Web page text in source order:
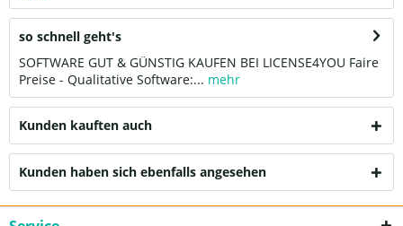
so schnell geht's
SOFTWARE GUT & GÜNSTIG KAUFEN BEI LICENSE4YOU Faire
Preise - Qualitative Software:... mehr
Kunden kauften auch
Kunden haben sich ebenfalls angesehen